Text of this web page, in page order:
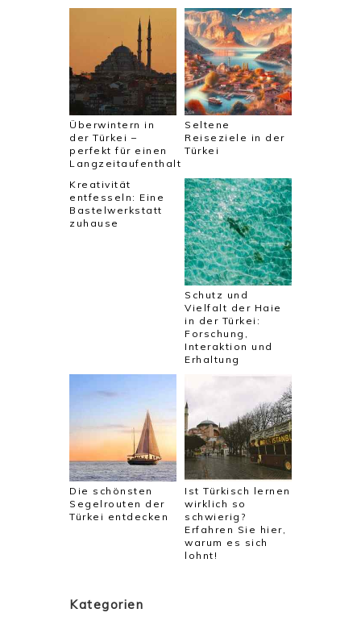
Überwintern in
der Türkei –
perfekt für einen
Langzeitaufenthalt
Seltene
Reiseziele in der
Türkei
Kreativität
entfesseln: Eine
Bastelwerkstatt
zuhause
Schutz und
Vielfalt der Haie
in der Türkei:
Forschung,
Interaktion und
Erhaltung
Die schönsten
Segelrouten der
Türkei entdecken
Ist Türkisch lernen
wirklich so
schwierig?
Erfahren Sie hier,
warum es sich
lohnt!
Kategorien